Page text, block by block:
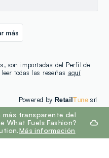
son importadas del Perfil de
todas las reseñas aquí
más
Powered by RetailTunesrl
más transparente del
What Fuels Fashion?
Más información